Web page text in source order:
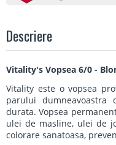
Descriere
Vitality's Vopsea 6/0 -
Vitality este o vopsea
parului
durata. Vopsea
ulei de masline, ulei de
colorare sanatoasa,